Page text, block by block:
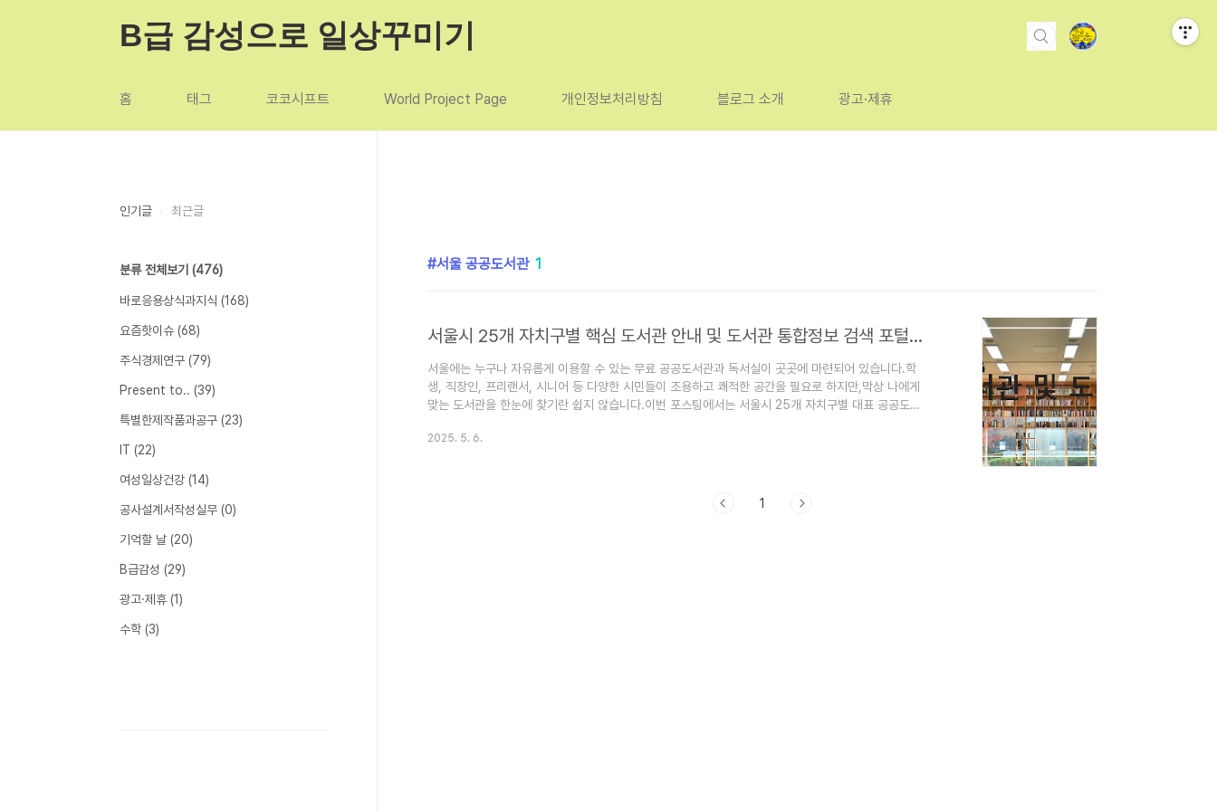
B급 감성으로 일상꾸미기
홈 태그 코코시프트 World Project Page 개인정보처리방침 블로그 소개 광고·제휴
서울 공공도서관 1
서울시 25개 자치구별 핵심 도서관 안내 및 도서관 통합정보 검색 포털사이트
서울에는 누구나 자유롭게 이용할 수 있는 무료 공공도서관과 독서실이 곳곳에 마련되어 있습니다.학
생, 직장인, 프리랜서, 시니어 등 다양한 시민들이 조용하고 쾌적한 공간을 필요로 하지만,막상 나에게
맞는 도서관을 한눈에 찾기란 쉽지 않습니다.이번 포스팅에서는 서울시 25개 자치구별 대표 공공도서
려고 합니다.서울에는 다양한 유형의 도서관 890여개가 운영되고 있으며 마음만 먹으면 어느곳에서나
2025. 5. 6.
1
인기글 최근글
분류 전체보기 (476)
바로응용상식과지식 (168)
요즘핫이슈 (68)
주식경제연구 (79)
Present to.. (39)
특별한제작품과공구 (23)
IT (22)
여성일상건강 (14)
공사설계서작성실무 (0)
기억할 날 (20)
B급감성 (29)
광고·제휴 (1)
수학 (3)